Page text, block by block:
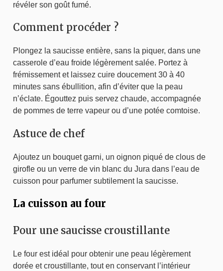
révéler son goût fumé.
Comment procéder ?
Plongez la saucisse entière, sans la piquer, dans une
casserole d’eau froide légèrement salée. Portez à
frémissement et laissez cuire doucement 30 à 40
minutes sans ébullition, afin d’éviter que la peau
n’éclate. Égouttez puis servez chaude, accompagnée
de pommes de terre vapeur ou d’une potée comtoise.
Astuce de chef
Ajoutez un bouquet garni, un oignon piqué de clous de
girofle ou un verre de vin blanc du Jura dans l’eau de
cuisson pour parfumer subtilement la saucisse.
La cuisson au four
Pour une saucisse croustillante
Le four est idéal pour obtenir une peau légèrement
dorée et croustillante, tout en conservant l’intérieur